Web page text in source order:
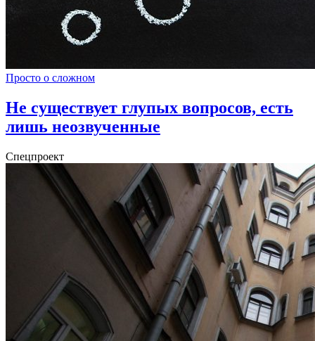
Просто о сложном
Не существует глупых вопросов, есть
лишь неозвученные
Спецпроект